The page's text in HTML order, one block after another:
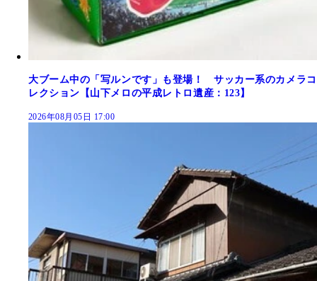
大ブーム中の「写ルンです」も登場！ サッカー系のカメラコ
レクション【山下メロの平成レトロ遺産：123】
2026年08月05日 17:00